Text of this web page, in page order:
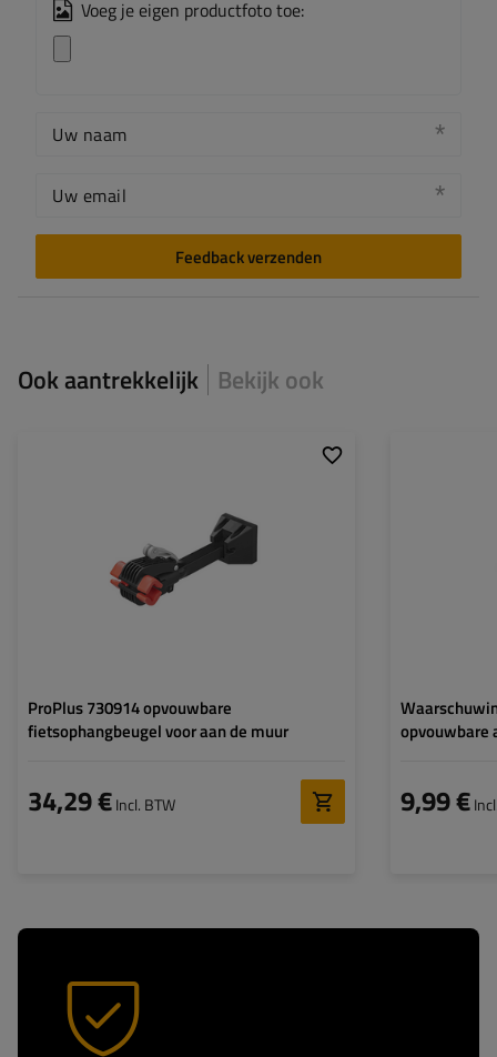
Voeg je eigen productfoto toe:
Uw naam
Uw email
Feedback verzenden
Ook aantrekkelijk Bekijk ook
ProPlus 730914 opvouwbare
fietsophangbeugel voor aan de muur
34,29 €Incl. BTW
opvouwbare
9,99 €